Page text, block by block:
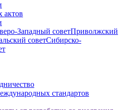
актов
Западный советПриволжский
советСибирско-
стандартов